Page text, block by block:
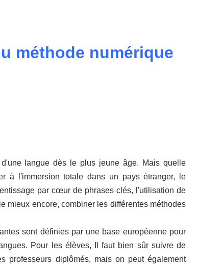
méthode numérique
d'une langue dès le plus jeune âge. Mais quelle
à l'immersion totale dans un pays étranger, le
par cœur de phrases clés, l'utilisation de
mieux encore, combiner les différentes méthodes
sont définies par une base européenne pour
Pour les élèves, Il faut bien sûr suivre de
professeurs diplômés, mais on peut également